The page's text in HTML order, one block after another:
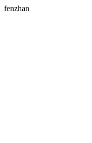
fenzhan